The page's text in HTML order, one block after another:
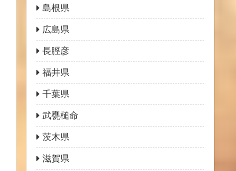
島根県
広島県
長脛彦
福井県
千葉県
武甕槌命
茨木県
滋賀県